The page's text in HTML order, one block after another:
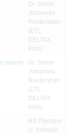
Dr. Simon
Johannes
Reutershan
(ETL
DELTAX
Köln)
sparen
Dr. Simon
Johannes
Reutershan
(ETL
DELTAX
Köln)
RA Thorsten
U. Schmidt